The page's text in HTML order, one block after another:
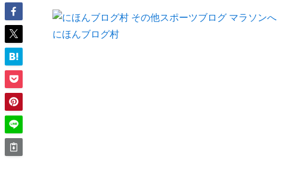
にほんブログ村